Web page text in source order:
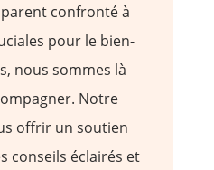
confronté à
pour le bien-
nous sommes là
Notre
offrir un soutien
conseils éclairés et